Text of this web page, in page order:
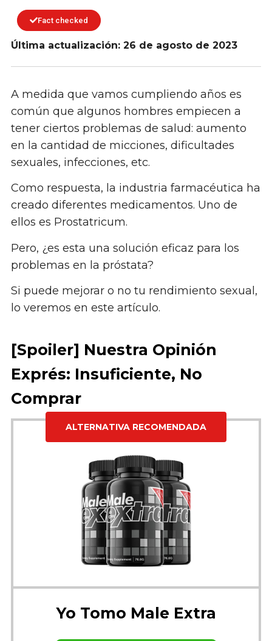
Fact checked
Última actualización: 26 de agosto de 2023
A medida que vamos cumpliendo años es
común que algunos hombres empiecen a
tener ciertos problemas de salud: aumento
en la cantidad de micciones, dificultades
sexuales, infecciones, etc.
Como respuesta, la industria farmacéutica ha
creado diferentes medicamentos. Uno de
ellos es Prostatricum.
Pero, ¿es esta una solución eficaz para los
problemas en la próstata?
Si puede mejorar o no tu rendimiento sexual,
lo veremos en este artículo.
[Spoiler] Nuestra Opinión
Exprés: Insuficiente, No
Comprar
ALTERNATIVA RECOMENDADA
Yo Tomo Male Extra